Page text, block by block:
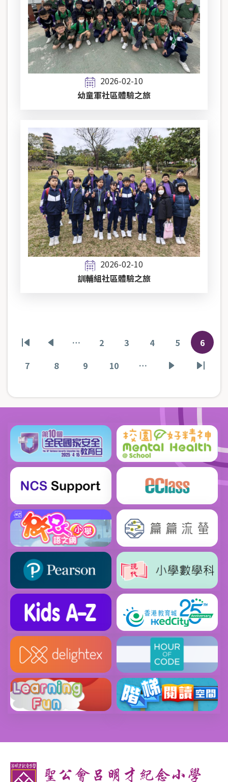
2026-02-10
幼童軍社區體驗之旅
2026-02-10
訓輔組社區體驗之旅
Pagination
First
page
Previous
page
…
頁
2
頁
3
頁
4
頁
5
目
前
6
頁
7
頁
8
頁
9
頁
10 …
下
頁
Last